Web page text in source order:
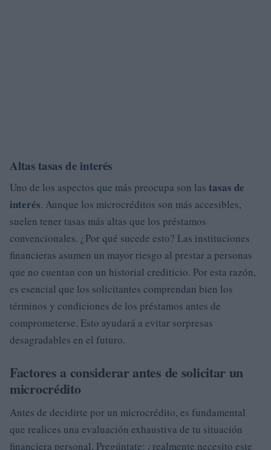
Altas tasas de interés
Uno de los aspectos que más preocupa son las tasas de
interés. Aunque los microcréditos son más accesibles,
suelen tener tasas más altas que los préstamos
convencionales. ¿Por qué sucede esto? Las instituciones
financieras asumen un mayor riesgo al prestar a personas
que no cuentan con un historial crediticio. Por esta razón,
es esencial que los solicitantes comprendan bien los
términos y condiciones de los préstamos antes de
comprometerse. Esto ayudará a evitar sorpresas
desagradables en el futuro.
Factores a considerar antes de solicitar un
microcrédito
Antes de decidirte por un microcrédito, es fundamental
que realices una evaluación exhaustiva de tu situación
financiera personal. Pregúntate: ¿realmente necesito este